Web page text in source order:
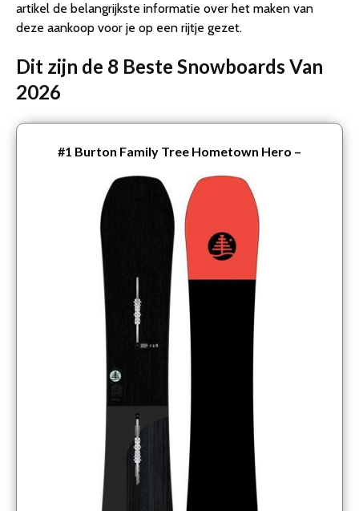
artikel de belangrijkste informatie over het maken van
deze aankoop voor je op een rijtje gezet.
Dit zijn de 8 Beste Snowboards Van
2026
#1 Burton Family Tree Hometown Hero –
Snowboard – 156 cm